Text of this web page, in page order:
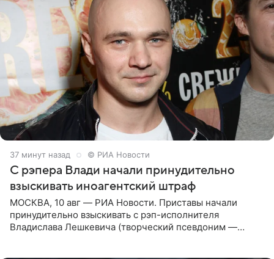
37 минут назад © РИА Новости
С рэпера Влади начали принудительно
взыскивать иноагентский штраф
МОСКВА, 10 авг — РИА Новости. Приставы начали
принудительно взыскивать с рэп-исполнителя
Владислава Лешкевича (творческий псевдоним —